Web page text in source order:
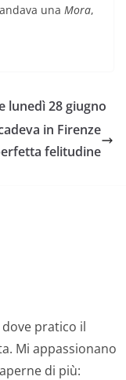
una Mora,
lunedì 28 giugno
in Firenze
felitudine
dove pratico il
Mi appassionano
di più: